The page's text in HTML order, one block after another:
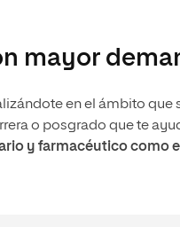
mayor
en el ámbito que
o posgrado que te
y farmacéutico como